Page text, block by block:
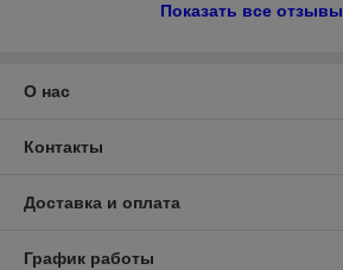
Показать все отзывы
О нас
Контакты
Доставка и оплата
График работы